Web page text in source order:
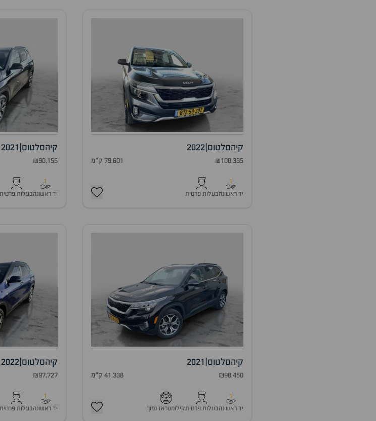
קיהסלטוס |
2022
₪100,335 79,601 ק"מ
1
יד ראשונהבעלות פרטית
קיהסלטוס 2021
₪90,155
1
יד ראשונהבעלות פרטית
קיהסלטוס 2021
₪98,450 41,338 ק"מ
1
יד ראשונהבעלות פרטיתקילומטראז נמוך
קיהסלטוס 2022
₪97,727
1
יד ראשונהבעלות פרטית